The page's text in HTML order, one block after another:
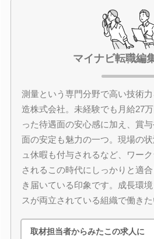
マイナビ転職編
測量という専門分野で高い技術
造株式会社。未経験でも月給27
った待遇面の安心感に加え、賞
面の安定も魅力の一つ。現場の
ュ休暇も付与されるなど、ワー
されるこの時代にしっかりと適
き届いている印象です。成長環
スが両立されている組織で働きた
取材担当者からみたこの求人に